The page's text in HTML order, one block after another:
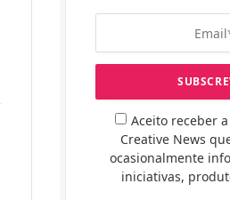
Aceito receber
Creative News
ocasionalmente
iniciativas,